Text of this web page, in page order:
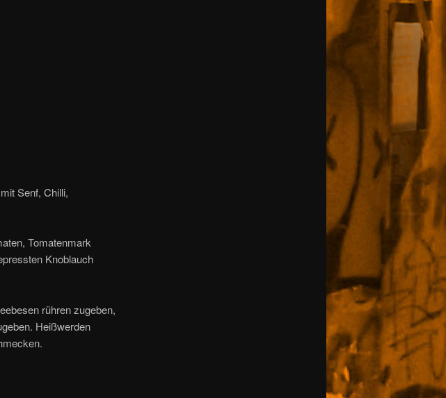
Senf, Chilli,
Tomatenmark
Knoblauch
rühren zugeben,
Heißwerden